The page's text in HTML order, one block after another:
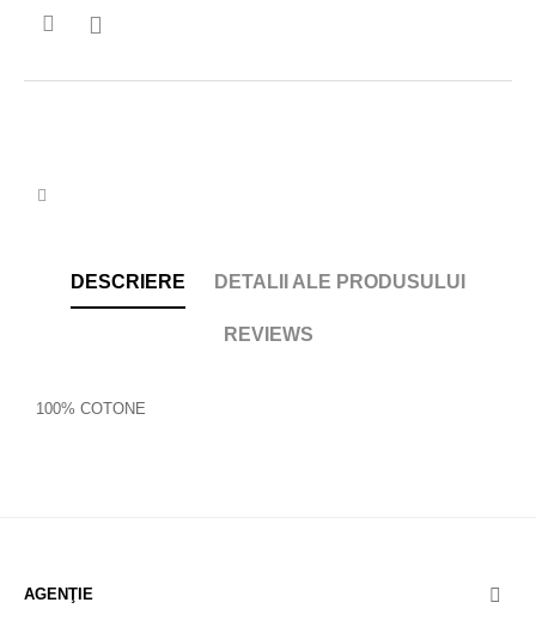

DESCRIERE DETALII ALE PRODUSULUI
REVIEWS
100% COTONE
AGENŢIE 